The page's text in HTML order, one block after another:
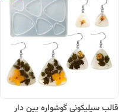
قالب سیلیکونی گوشواره پین دار